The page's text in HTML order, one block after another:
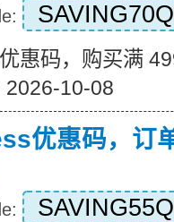
SAVING70Q
惠码，购买满
2026-10-08
优惠码，订
SAVING55Q